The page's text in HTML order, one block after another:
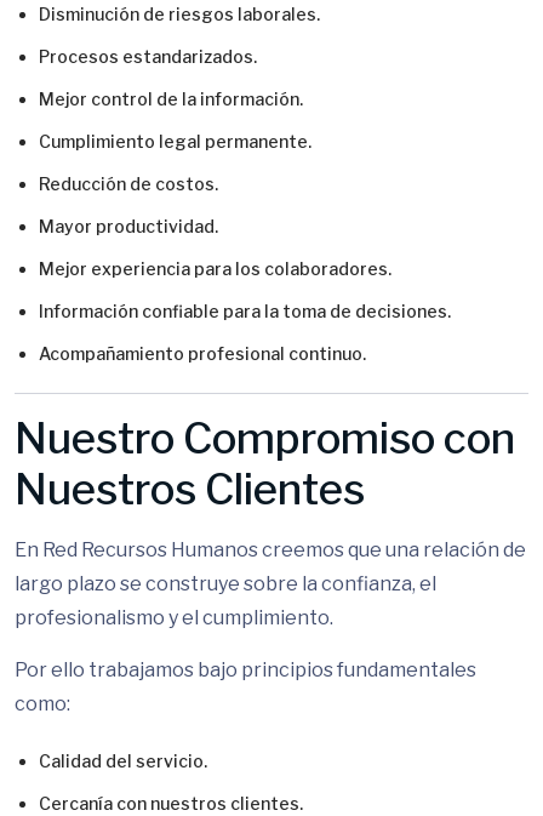
Disminución de riesgos laborales.
Procesos estandarizados.
Mejor control de la información.
Cumplimiento legal permanente.
Reducción de costos.
Mayor productividad.
Mejor experiencia para los colaboradores.
Información confiable para la toma de decisiones.
Acompañamiento profesional continuo.
Nuestro Compromiso con
Nuestros Clientes
En Red Recursos Humanos creemos que una relación de
largo plazo se construye sobre la confianza, el
profesionalismo y el cumplimiento.
Por ello trabajamos bajo principios fundamentales
como:
Calidad del servicio.
Cercanía con nuestros clientes.